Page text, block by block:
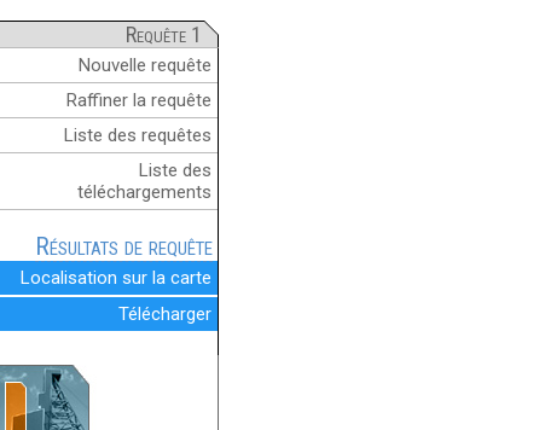
Requête 1
Nouvelle requête
Raffiner la requête
Liste des requêtes
Liste des
téléchargements
Résultats de requête
Localisation sur la carte
Télécharger